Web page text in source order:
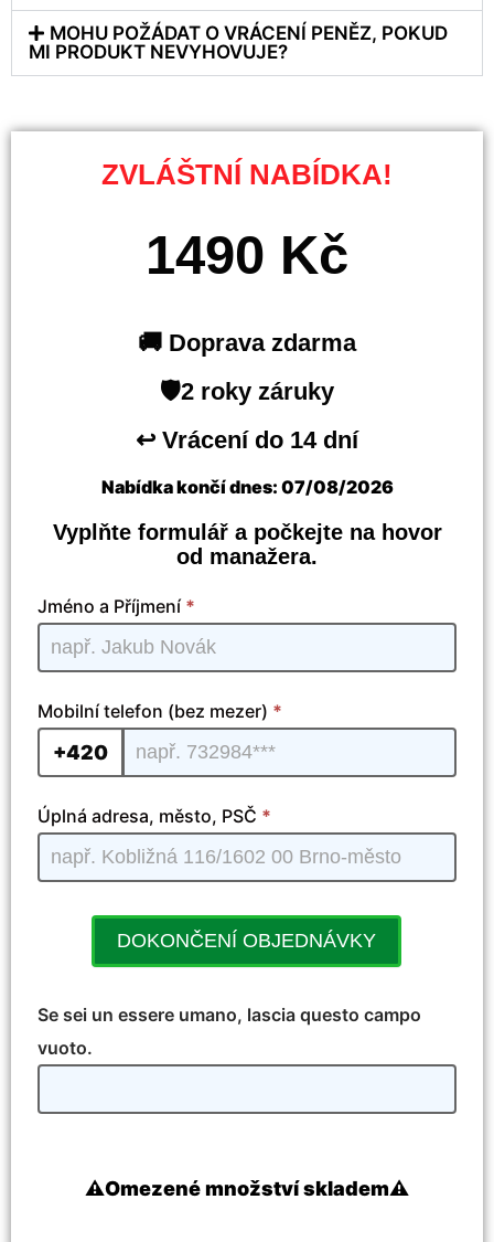
MOHU POŽÁDAT O VRÁCENÍ PENĚZ, POKUD
MI PRODUKT NEVYHOVUJE?
ZVLÁŠTNÍ NABÍDKA!
1490 Kč
🚚 Doprava zdarma
🛡️2 roky záruky
↩️ Vrácení do 14 dní
Nabídka končí dnes: 07/08/2026
Vyplňte formulář a počkejte na hovor
od manažera.
Antenna
TV - CZ
Ver.Max
Jméno a Příjmení *
Mobilní telefon (bez mezer) *
+420
Úplná adresa, město, PSČ *
DOKONČENÍ OBJEDNÁVKY
Se sei un essere umano, lascia questo campo
vuoto.
⚠️Omezené množství skladem⚠️